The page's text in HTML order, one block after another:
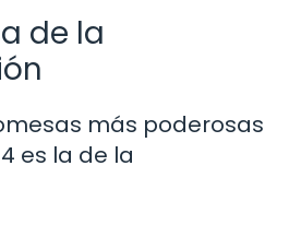
de la
más poderosas
es la de la